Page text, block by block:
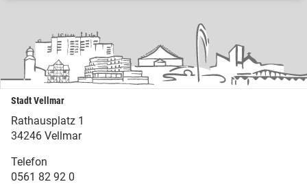
Stadt Vellmar
Rathausplatz 1
34246 Vellmar
Telefon
0561 82 92 0